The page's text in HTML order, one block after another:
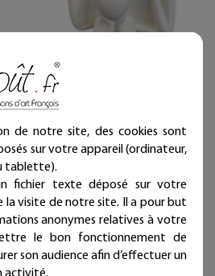
26,00 €
(en France métropolitaine)
Expédié sous 24/48h
de notre site, des cookies sont
sur votre appareil (ordinateur,
tablette).
fichier texte déposé sur votre
la visite de notre site. Il a pour but
anonymes relatives à votre
le bon fonctionnement de
son audience afin d’effectuer un
activité.